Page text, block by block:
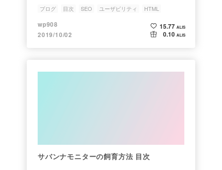
ブログ 目次 SEO ユーザビリティ HTML
wp908
2019/10/02
15.77 ALIS
0.10 ALIS
サバンナモニターの飼育方法 目次